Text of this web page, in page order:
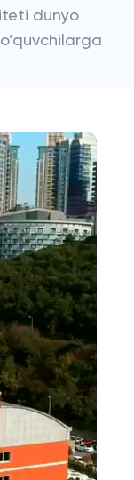
dunyo